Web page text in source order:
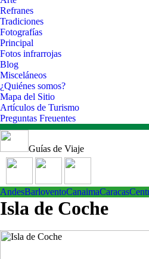
Refranes
Tradiciones
Fotografías
Principal
Fotos infrarrojas
Blog
Misceláneos
¿Quiénes somos?
Mapa del Sitio
Artículos de Turismo
Preguntas Freuentes
Guías de Viaje
AndesBarloventoCanaimaCaracas
Isla de Coche